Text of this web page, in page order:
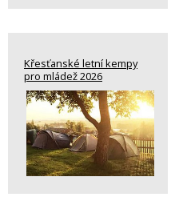
Křesťanské letní kempy
pro mládež 2026